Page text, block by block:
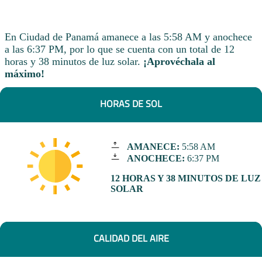
En Ciudad de Panamá amanece a las 5:58 AM y anochece
a las 6:37 PM, por lo que se cuenta con un total de 12
horas y 38 minutos de luz solar. ¡Aprovéchala al
máximo!
HORAS DE SOL
AMANECE: 5:58 AM
ANOCHECE: 6:37 PM
12 HORAS Y 38 MINUTOS DE LUZ
SOLAR
CALIDAD DEL AIRE